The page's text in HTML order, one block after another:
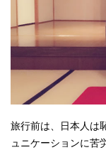
旅行前は、日本人は
ュニケーションに苦